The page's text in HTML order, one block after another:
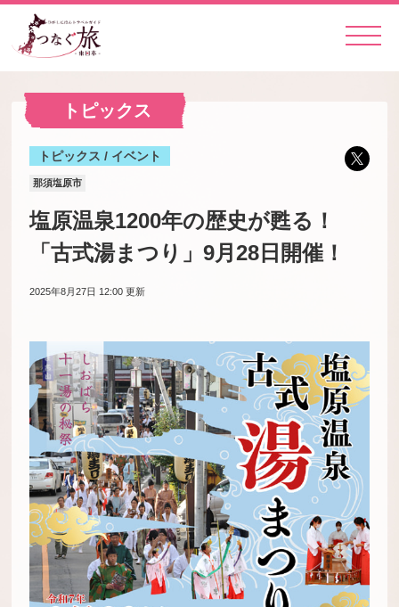
トピックス
トピックス / イベント
那須塩原市
塩原温泉1200年の歴史が甦る！
「古式湯まつり」9月28日開催！
2025年8月27日 12:00 更新